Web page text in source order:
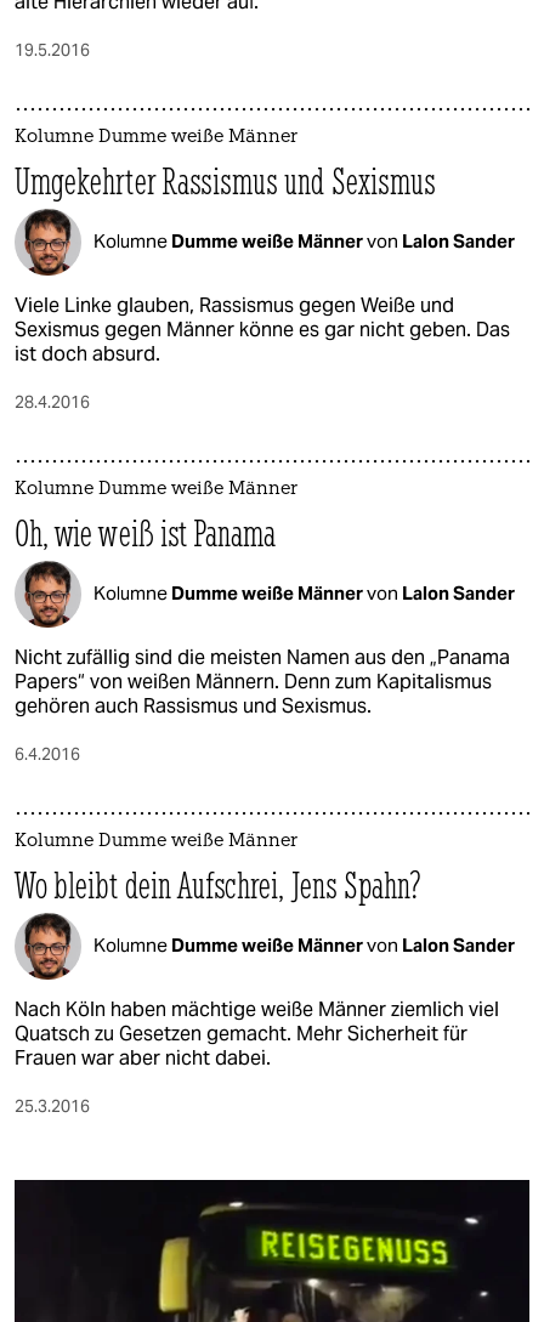
19.5.2016
Kolumne Dumme weiße Männer
Umgekehrter Rassismus und Sexismus
Kolumne Dumme weiße Männervon Lalon Sander
Viele Linke glauben, Rassismus gegen Weiße und
Sexismus gegen Männer könne es gar nicht geben. Das
ist doch absurd.
28.4.2016
Kolumne Dumme weiße Männer
Oh, wie weiß ist Panama
Kolumne Dumme weiße Männervon Lalon Sander
Nicht zufällig sind die meisten Namen aus den „Panama
Papers“ von weißen Männern. Denn zum Kapitalismus
gehören auch Rassismus und Sexismus.
6.4.2016
Kolumne Dumme weiße Männer
Wo bleibt dein Aufschrei, Jens Spahn?
Kolumne Dumme weiße Männervon Lalon Sander
Nach Köln haben mächtige weiße Männer ziemlich viel
Quatsch zu Gesetzen gemacht. Mehr Sicherheit für
Frauen war aber nicht dabei.
25.3.2016